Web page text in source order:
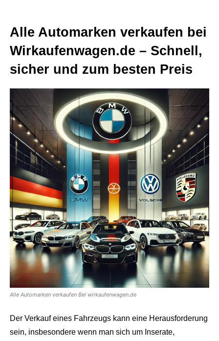
Alle Automarken verkaufen bei
Wirkaufenwagen.de – Schnell,
sicher und zum besten Preis
Alle Automarken verkaufen Bei wirkaufenwagen.de
Der Verkauf eines Fahrzeugs kann eine Herausforderung
sein, insbesondere wenn man sich um Inserate,